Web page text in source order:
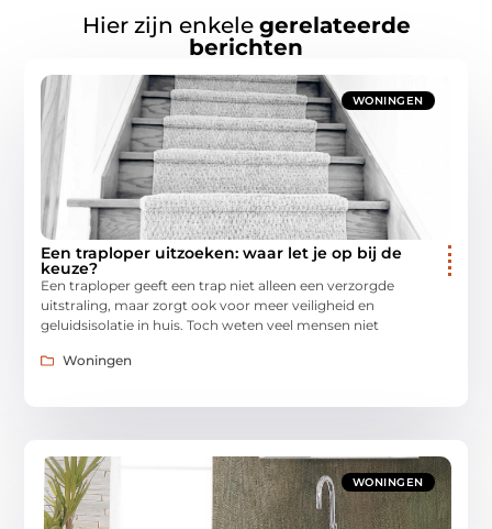
Hier zijn enkele gerelateerde
berichten
WONINGEN
Een traploper uitzoeken: waar let je op bij de
keuze?
Een traploper geeft een trap niet alleen een verzorgde
uitstraling, maar zorgt ook voor meer veiligheid en
geluidsisolatie in huis. Toch weten veel mensen niet
Woningen
WONINGEN